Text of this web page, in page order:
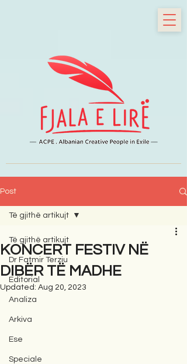
Post
Të gjithë artikujt
Dr Fatmir Terziu
Editorial
Analiza
Arkiva
Ese
Speciale
Të gjithë artikujt
KONCERT FESTIV NË
DIBËR TË MADHE
Updated: Aug 20, 2023